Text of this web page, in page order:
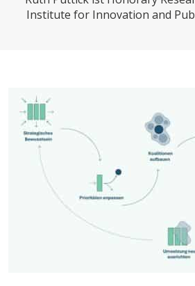
SUCHE
ECONOMISTS FOR
Institute for Innovation and